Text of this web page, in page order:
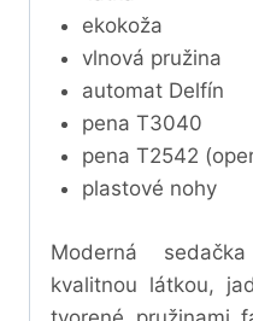
ekokoža
vlnová pružina
automat Delfín
pena T3040
pena T2542
plastové nohy
Moderná
kvalitnou látkou,